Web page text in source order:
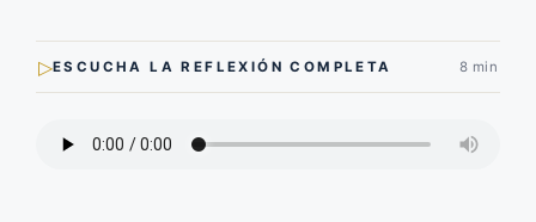
▷ESCUCHA LA REFLEXIÓN COMPLETA 8 min